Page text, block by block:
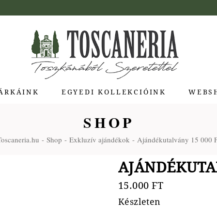
Pienza
EGYEDI KOLLEKCIÓINK
SHOP
Shop Exkluzív ajándékok Ajándékutalvány 15 000
15.000 FT
Készleten